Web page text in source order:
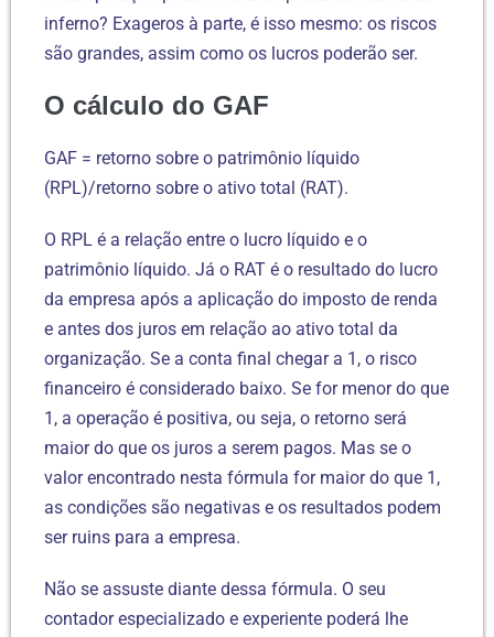
inferno? Exageros à parte, é isso mesmo: os riscos
são grandes, assim como os lucros poderão ser.
O cálculo do GAF
GAF = retorno sobre o patrimônio líquido
(RPL)/retorno sobre o ativo total (RAT).
O RPL é a relação entre o lucro líquido e o
patrimônio líquido. Já o RAT é o resultado do lucro
da empresa após a aplicação do imposto de renda
e antes dos juros em relação ao ativo total da
organização. Se a conta final chegar a 1, o risco
financeiro é considerado baixo. Se for menor do que
1, a operação é positiva, ou seja, o retorno será
maior do que os juros a serem pagos. Mas se o
valor encontrado nesta fórmula for maior do que 1,
as condições são negativas e os resultados podem
ser ruins para a empresa.
Não se assuste diante dessa fórmula. O seu
contador especializado e experiente poderá lhe